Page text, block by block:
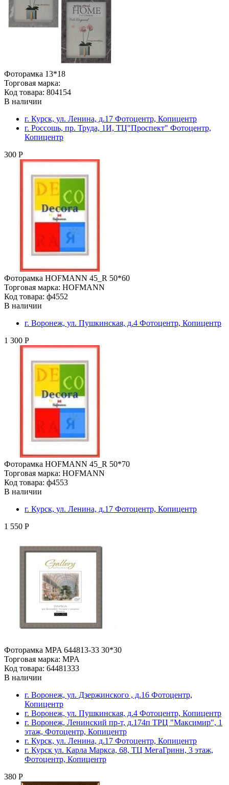
Фоторамка 13*18
Торговая марка:
Код товара: 804154
В наличии
г. Курск, ул. Ленина, д.17 Фотоцентр, Копицентр
г. Россошь, пр. Труда, 1И, ТЦ"Проспект" Фотоцентр,
Копицентр
300 Р
Фоторамка HOFMANN 45_R 50*60
Торговая марка: HOFMANN
Код товара: ф4552
В наличии
г. Воронеж, ул. Пушкинская, д.4 Фотоцентр, Копицентр
1 300 Р
Фоторамка HOFMANN 45_R 50*70
Торговая марка: HOFMANN
Код товара: ф4553
В наличии
г. Курск, ул. Ленина, д.17 Фотоцентр, Копицентр
1 550 Р
Фоторамка MPA 644813-33 30*30
Торговая марка: MPA
Код товара: 64481333
В наличии
г. Воронеж, ул. Дзержинского , д.16 Фотоцентр,
Копицентр
г. Воронеж, ул. Пушкинская, д.4 Фотоцентр, Копицентр
г. Воронеж, Ленинский пр-т, д.174п ТРЦ "Максимир", 1
этаж, Фотоцентр, Копицентр
г. Курск, ул. Ленина, д.17 Фотоцентр, Копицентр
г. Курск ул. Карла Маркса, 68, ТЦ МегаГринн, 3 этаж,
Фотоцентр, Копицентр
380 Р